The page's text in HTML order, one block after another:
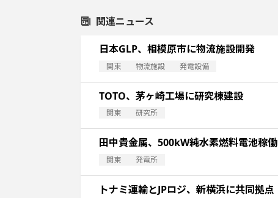
関連ニュース
日本GLP、相模原市に物流施設開発
関東 物流施設 発電設備
TOTO、茅ヶ崎工場に研究棟建設
関東 研究所
田中貴金属、500kW純水素燃料電池稼働
関東 発電所
トナミ運輸とJPロジ、新横浜に共同拠点